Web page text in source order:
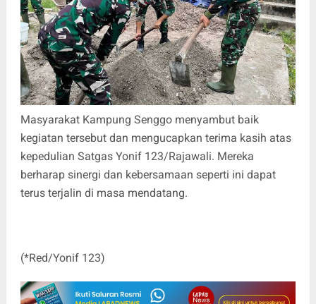
Masyarakat Kampung Senggo menyambut baik
kegiatan tersebut dan mengucapkan terima kasih atas
kepedulian Satgas Yonif 123/Rajawali. Mereka
berharap sinergi dan kebersamaan seperti ini dapat
terus terjalin di masa mendatang.
(*Red/Yonif 123)